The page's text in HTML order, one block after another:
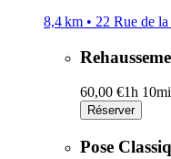
8,4 km • 22 Rue de
60,00 €1h
Réserver
Pose